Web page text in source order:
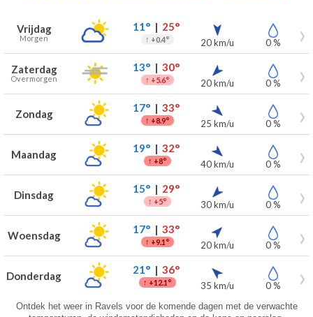
Weersverwachting voor Ravels voor de komende 7 dagen
Dag Weer Temperaturen Wind Neerslag
Vrijdag
Morgen
11°| 25°
↑ +0.4° 20 km/u 0 %
Zaterdag
Overmorgen
13°| 30°
↑ +5.6° 20 km/u 0 %
Zondag 17°| 33°
↑ +8.9° 25 km/u 0 %
Maandag 19°| 32°
↑ +8° 40 km/u 0 %
Dinsdag 15°| 29°
↑ +5° 30 km/u 0 %
Woensdag 17°| 33°
↑ +9.1° 20 km/u 0 %
Donderdag 21°| 36°
↑ +12.1° 35 km/u 0 %
Ontdek het weer in Ravels voor de komende dagen met de verwachte